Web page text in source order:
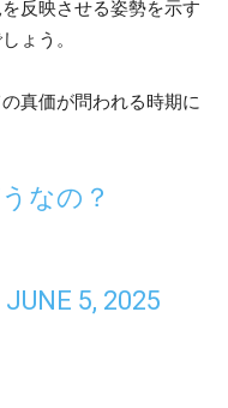
反映させる姿勢を示す
ょう。
真価が問われる時期に
なの？
JUNE 5, 2025